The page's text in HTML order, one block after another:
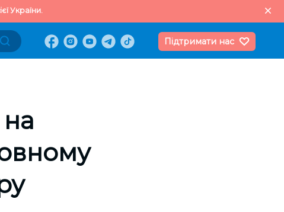
України.
Підтримати нас